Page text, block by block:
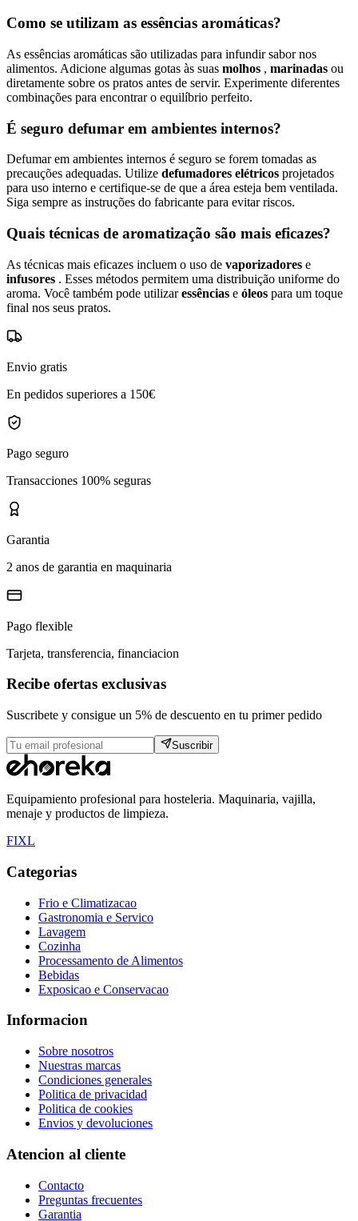
Como se utilizam as essências aromáticas?
As essências aromáticas são utilizadas para infundir sabor nos
alimentos. Adicione algumas gotas às suas molhos , marinadas ou
diretamente sobre os pratos antes de servir. Experimente diferentes
combinações para encontrar o equilíbrio perfeito.
É seguro defumar em ambientes internos?
Defumar em ambientes internos é seguro se forem tomadas as
precauções adequadas. Utilize defumadores elétricos projetados
para uso interno e certifique-se de que a área esteja bem ventilada.
Siga sempre as instruções do fabricante para evitar riscos.
Quais técnicas de aromatização são mais eficazes?
As técnicas mais eficazes incluem o uso de vaporizadores e
infusores . Esses métodos permitem uma distribuição uniforme do
aroma. Você também pode utilizaressências e óleos para um toque
final nos seus pratos.
Envio gratis
En pedidos superiores a 150€
Pago seguro
Transacciones 100% seguras
Garantia
2 anos de garantia en maquinaria
Pago flexible
Tarjeta, transferencia, financiacion
Recibe ofertas exclusivas
Suscribete y consigue un 5% de descuento en tu primer pedido
Suscribir
Equipamiento profesional para hosteleria. Maquinaria, vajilla,
menaje y productos de limpieza.
FIXL
Categorias
Frio e Climatizacao
Gastronomia e Servico
Lavagem
Cozinha
Processamento de Alimentos
Bebidas
Exposicao e Conservacao
Informacion
Sobre nosotros
Nuestras marcas
Condiciones generales
Politica de privacidad
Politica de cookies
Envios y devoluciones
Atencion al cliente
Contacto
Preguntas frecuentes
Garantia